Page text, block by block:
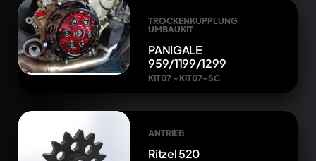
TROCKENKUPPLUNG
UMBAUKIT
PANIGALE
959/1199/1299
KIT07 - KIT07-SC
ANTRIEB
Ritzel 520